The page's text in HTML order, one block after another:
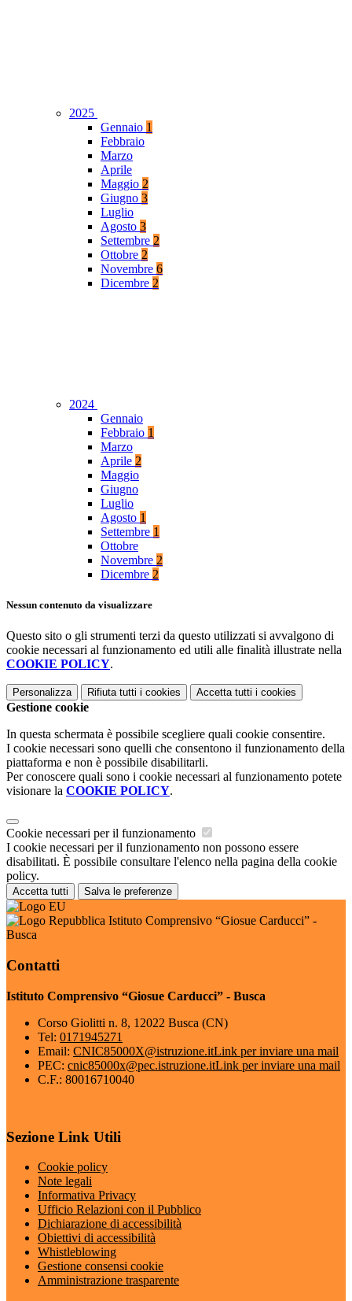
2025
Gennaio 1
Febbraio
Marzo
Aprile
Maggio 2
Giugno 3
Luglio
Agosto 3
Settembre 2
Ottobre 2
Novembre 6
Dicembre 2
2024
Gennaio
Febbraio 1
Marzo
Aprile 2
Maggio
Giugno
Luglio
Agosto 1
Settembre 1
Ottobre
Novembre 2
Dicembre 2
Nessun contenuto da visualizzare
Questo sito o gli strumenti terzi da questo utilizzati si avvalgono di
cookie necessari al funzionamento ed utili alle finalità illustrate nella
COOKIE POLICY.
Personalizza Rifiuta tutti i cookies Accetta tutti i cookies
Gestione cookie
In questa schermata è possibile scegliere quali cookie consentire.
I cookie necessari sono quelli che consentono il funzionamento della
piattaforma e non è possibile disabilitarli.
Per conoscere quali sono i cookie necessari al funzionamento potete
visionare la COOKIE POLICY.
Cookie necessari per il funzionamento
I cookie necessari per il funzionamento non possono essere
disabilitati. È possibile consultare l'elenco nella pagina della cookie
policy.
Accetta tutti Salva le preferenze
Istituto Comprensivo “Giosue Carducci” -
Busca
Contatti
Istituto Comprensivo “Giosue Carducci” - Busca
Corso Giolitti n. 8, 12022 Busca (CN)
Tel: 0171945271
Email: CNIC85000X@istruzione.itLink per inviare una mail
PEC: cnic85000x@pec.istruzione.itLink per inviare una mail
C.F.: 80016710040
Sezione Link Utili
Cookie policy
Note legali
Informativa Privacy
Ufficio Relazioni con il Pubblico
Dichiarazione di accessibilità
Obiettivi di accessibilità
Whistleblowing
Gestione consensi cookie
Amministrazione trasparente